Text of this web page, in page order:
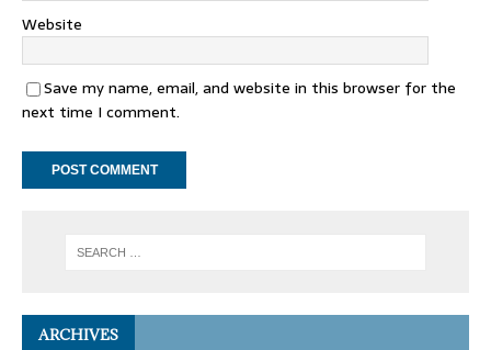
Website
Save my name, email, and website in this browser for the
next time I comment.
ARCHIVES